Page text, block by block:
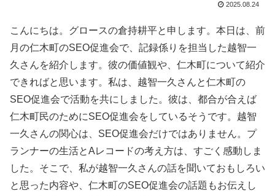
2025.08.24
こんにちは。グロースの倉持耕平と申します。本日は、前
月の仁木町のSEO促進会で、記録係りを担当した越智一
久さんを紹介します。彼の価値観や、仁木町について紹介
できればと思います。私は、越智一久さんと仁木町の
SEO促進会で活動を共にしました。彼は、都合が合えば
仁木町民のためにSEO促進会をしているそうです。越智
一久さんの関心は、SEO促進会だけではありません。プ
ランナーの生活とAレコードの考え方は、すごく感動しま
した。そこで、私が越智一久さんの話を聞いておもしろい
と思った内容や、仁木町のSEO促進会の話題もお伝えし